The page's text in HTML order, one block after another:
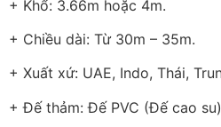
+ Khổ: 3.66m hoặc 4m.
+ Chiều dài: Từ 30m – 35m.
+ Xuất xứ: UAE, Indo, Thái,
+ Đế thảm: Đế PVC (Đế cao su)